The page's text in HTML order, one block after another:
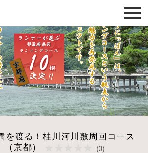
渡る！桂川河川敷周回コース
（京都）
(0)